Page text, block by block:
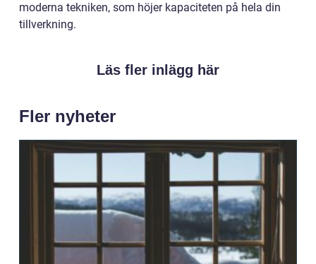
moderna tekniken, som höjer kapaciteten på hela din
tillverkning.
Läs fler inlägg här
Fler nyheter